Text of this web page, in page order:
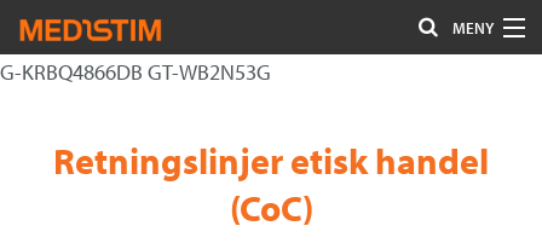
G-KRBQ4866DB GT-WB2N53G
MENY
Hjerte-Kar
innholdetRetningslinjer etisk handel
(CoC)